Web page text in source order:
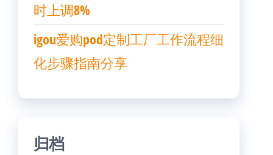
时上调8%
igou爱购pod定制工厂工作流程细
化步骤指南分享
归档